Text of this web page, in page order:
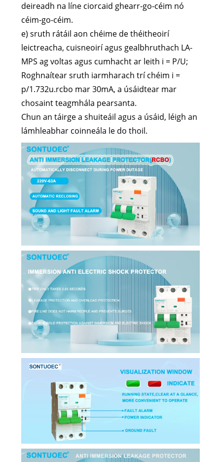
deireadh na líne ciorcaid ghearr-go-céim nó
céim-go-céim.
e) sruth rátáil aon chéime de théitheoirí
leictreacha, cuisneoirí agus gealbhruthach LA-
MPS ag voltas agus cumhacht ar leith i = P/U;
Roghnaítear sruth iarmharach trí chéim i =
p/1.732u.rcbo mar 30mA, a úsáidtear mar
chosaint teagmhála pearsanta.
Chun an táirge a shuiteáil agus a úsáid, léigh an
lámhleabhar coinneála le do thoil.